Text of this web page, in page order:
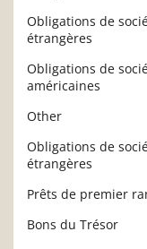
Obligations de
étrangères
Obligations de
américaines
Other
Obligations de
étrangères
Prêts de premier
Bons du Trésor